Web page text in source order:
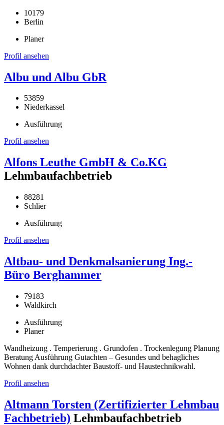
10179
Berlin
Planer
Profil ansehen
Albu und Albu GbR
53859
Niederkassel
Ausführung
Profil ansehen
Alfons Leuthe GmbH & Co.KG
Lehmbaufachbetrieb
88281
Schlier
Ausführung
Profil ansehen
Altbau- und Denkmalsanierung Ing.-
Büro Berghammer
79183
Waldkirch
Ausführung
Planer
Wandheizung . Temperierung . Grundofen . Trockenlegung Planung
Beratung Ausführung Gutachten – Gesundes und behagliches
Wohnen dank durchdachter Baustoff- und Haustechnikwahl.
Profil ansehen
Altmann Torsten (Zertifizierter Lehmbau
Fachbetrieb) Lehmbaufachbetrieb